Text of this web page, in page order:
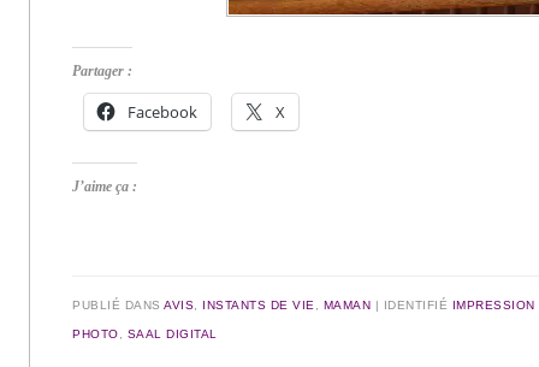
Partager :
Facebook X
J’aime ça :
PUBLIÉ DANSAVIS INSTANTS DE VIE MAMAN | IDENTIFIÉ IMPRESSION
PHOTO SAAL DIGITAL